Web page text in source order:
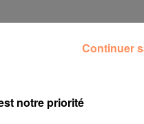
notre priorité
Continuer